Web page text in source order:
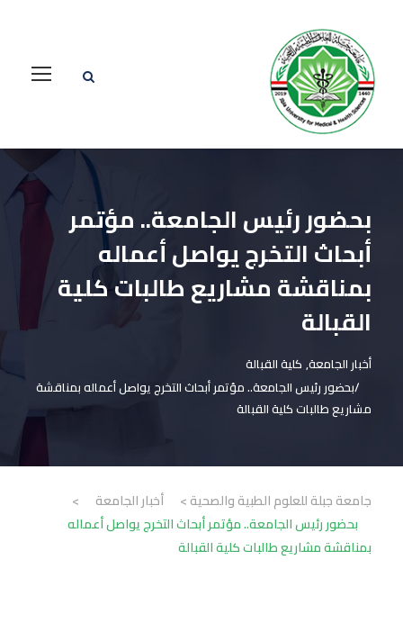
بحضور رئيس الجامعة.. مؤتمر
أبحاث التخرج يواصل أعماله
بمناقشة مشاريع طالبات كلية
القبالة
أخبار الجامعة, كلية القبالة
بحضور رئيس الجامعة.. مؤتمر أبحاث التخرج يواصل أعماله بمناقشة
مشاريع طالبات كلية القبالة
جامعة جبلة للعلوم الطبية والصحية> أخبار الجامعة
>
بحضور رئيس الجامعة.. مؤتمر أبحاث التخرج يواصل أعماله
بمناقشة مشاريع طالبات كلية القبالة